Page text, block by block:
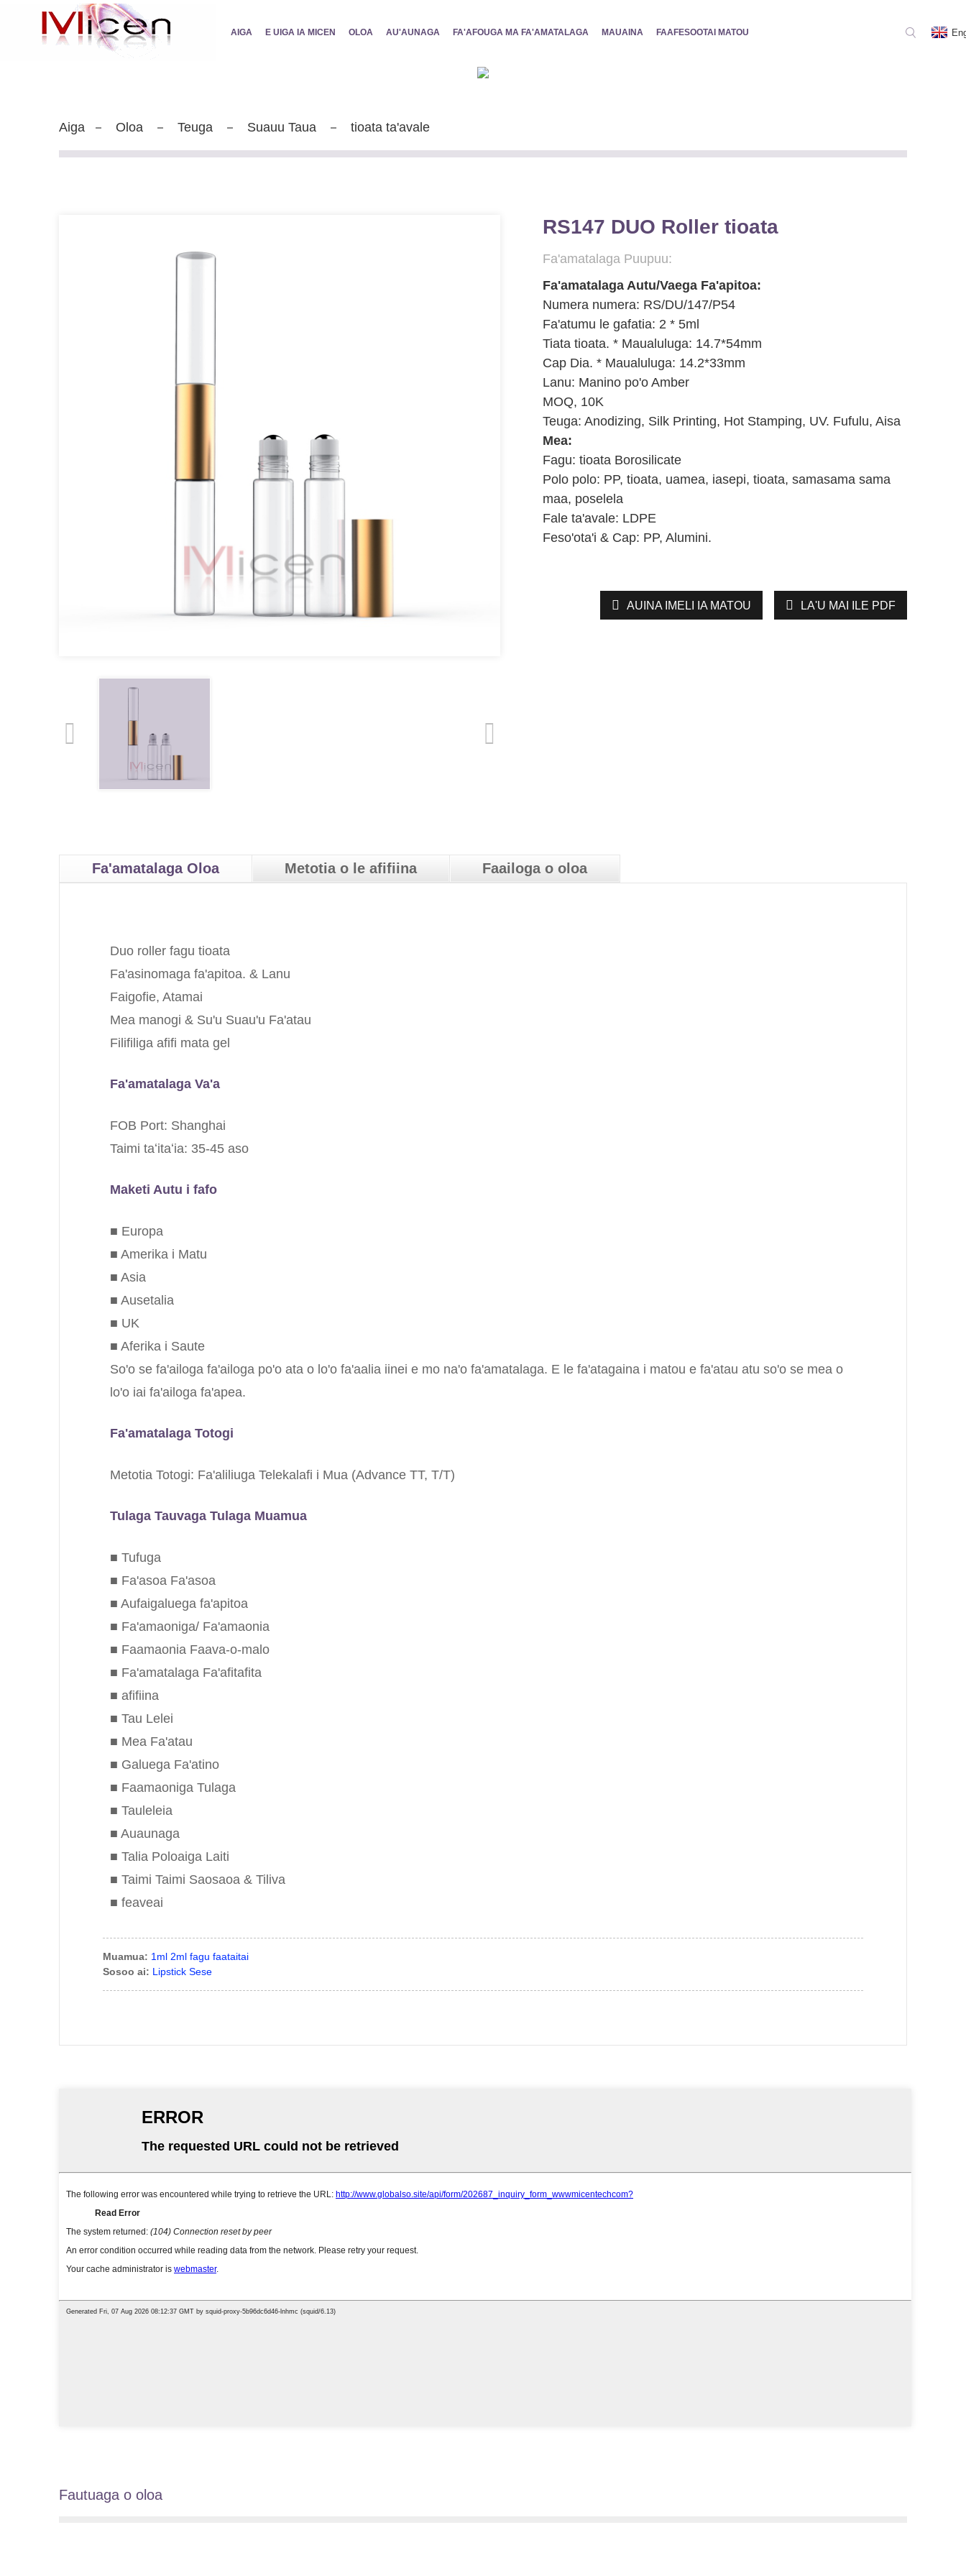
AIGA E UIGA IA MICEN OLOA AU'AUNAGA FA'AFOUGA MA FA'AMATALAGA MAUAINA FAAFESOOTAI MATOU
Aiga Oloa Teuga Suauu Taua tioata ta'avale
RS147 DUO Roller tioata
Fa'amatalaga Puupuu:
Fa'amatalaga Autu/Vaega Fa'apitoa:
Numera numera: RS/DU/147/P54
Fa'atumu le gafatia: 2 * 5ml
Tiata tioata. * Maualuluga: 14.7*54mm
Cap Dia. * Maualuluga: 14.2*33mm
Lanu: Manino po'o Amber
MOQ, 10K
Teuga: Anodizing, Silk Printing, Hot Stamping, UV. Fufulu, Aisa
Mea:
Fagu: tioata Borosilicate
Polo polo: PP, tioata, uamea, iasepi, tioata, samasama sama
maa, poselela
Fale ta'avale: LDPE
Feso'ota'i & Cap: PP, Alumini.
AUINA IMELI IA MATOU LA'U MAI ILE PDF
Fa'amatalaga Oloa Metotia o le afifiina Faailoga o oloa
Duo roller fagu tioata
Fa'asinomaga fa'apitoa. & Lanu
Faigofie, Atamai
Mea manogi & Su'u Suau'u Fa'atau
Filifiliga afifi mata gel
Fa'amatalaga Va'a
FOB Port: Shanghai
Taimi taʻitaʻia: 35-45 aso
Maketi Autu i fafo
■ Europa
■ Amerika i Matu
■ Asia
■ Ausetalia
■ UK
■ Aferika i Saute
So'o se fa'ailoga fa'ailoga po'o ata o lo'o fa'aalia iinei e mo na'o fa'amatalaga. E le fa'atagaina i matou e fa'atau atu so'o se mea o
lo'o iai fa'ailoga fa'apea.
Fa'amatalaga Totogi
Metotia Totogi: Fa'aliliuga Telekalafi i Mua (Advance TT, T/T)
Tulaga Tauvaga Tulaga Muamua
■ Tufuga
■ Fa'asoa Fa'asoa
■ Aufaigaluega fa'apitoa
■ Fa'amaoniga/ Fa'amaonia
■ Faamaonia Faava-o-malo
■ Fa'amatalaga Fa'afitafita
■ afifiina
■ Tau Lelei
■ Mea Fa'atau
■ Galuega Fa'atino
■ Faamaoniga Tulaga
■ Tauleleia
■ Auaunaga
■ Talia Poloaiga Laiti
■ Taimi Taimi Saosaoa & Tiliva
■ feaveai
Muamua: 1ml 2ml fagu faataitai
Sosoo ai: Lipstick Sese
Fautuaga o oloa